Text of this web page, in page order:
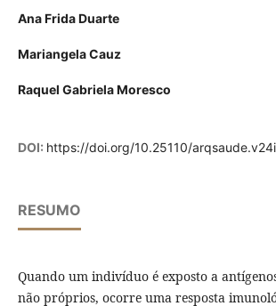
Ana Frida Duarte
Mariangela Cauz
Raquel Gabriela Moresco
DOI: https://doi.org/10.25110/
RESUMO
Quando um indivíduo é exposto a
não próprios, ocorre uma resposta